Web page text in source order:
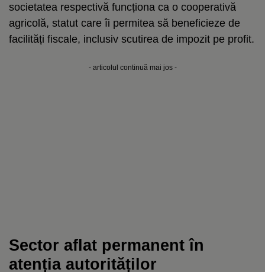
societatea respectivă funcționa ca o cooperativă
agricolă, statut care îi permitea să beneficieze de
facilități fiscale, inclusiv scutirea de impozit pe profit.
- articolul continuă mai jos -
Sector aflat permanent în
atenția autorităților